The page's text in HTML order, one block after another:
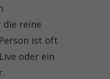
die reine
ist oft
oder ein